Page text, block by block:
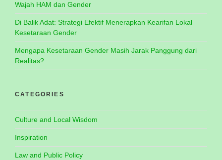
Wajah HAM dan Gender
Di Balik Adat: Strategi Efektif Menerapkan Kearifan Lokal
Kesetaraan Gender
Mengapa Kesetaraan Gender Masih Jarak Panggung dari
Realitas?
CATEGORIES
Culture and Local Wisdom
Inspiration
Law and Public Policy